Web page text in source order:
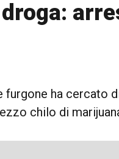
ha cercato
chilo di